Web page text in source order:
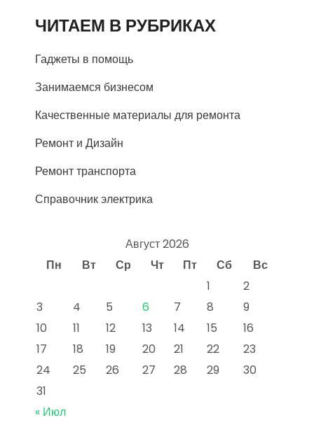
ЧИТАЕМ В РУБРИКАХ
Гаджеты в помощь
Занимаемся бизнесом
Качественные материалы для ремонта
Ремонт и Дизайн
Ремонт транспорта
Справочник электрика
Август 2026
Пн
Вт Ср Чт Пт Сб
Вс
1
2
3
4 5 6 7 8
9
10
11 12 13 14 15
16
17
18 19 20 21 22
23
24
25 26 27 28 29
30
31
« Июл